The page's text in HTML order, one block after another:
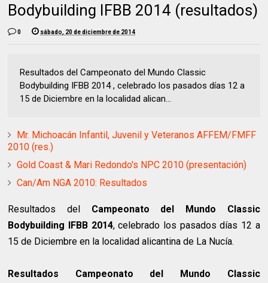
Bodybuilding IFBB 2014 (resultados)
0 sábado, 20 de diciembre de 2014
Resultados del Campeonato del Mundo Classic
Bodybuilding IFBB 2014 , celebrado los pasados días 12 a
15 de Diciembre en la localidad alican...
Mr. Michoacán Infantil, Juvenil y Veteranos AFFEM/FMFF
2010 (res.)
Gold Coast & Mari Redondo's NPC 2010 (presentación)
Can/Am NGA 2010: Resultados
Resultados del Campeonato del Mundo Classic
Bodybuilding IFBB 2014, celebrado los pasados días 12 a
15 de Diciembre en la localidad alicantina de La Nucía.
Resultados Campeonato del Mundo Classic